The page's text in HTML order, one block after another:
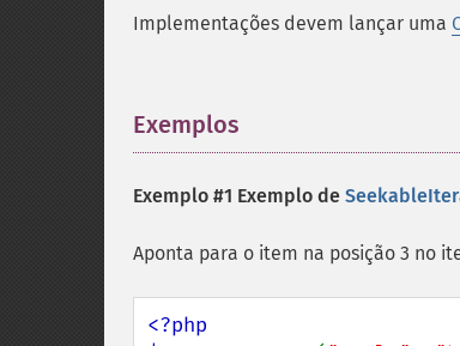
Implementações devem lançar uma
Exemplos
Exemplo #1 Exemplo de
Aponta para o item na posição 3 no
<?php